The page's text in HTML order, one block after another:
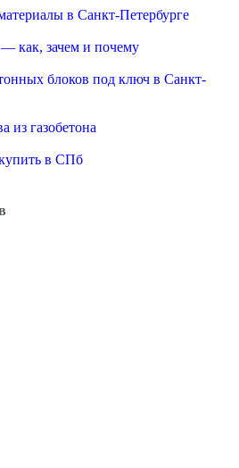
в Санкт-Петербурге
как, зачем и почему
блоков под ключ в Санкт-
из газобетона
в СПб